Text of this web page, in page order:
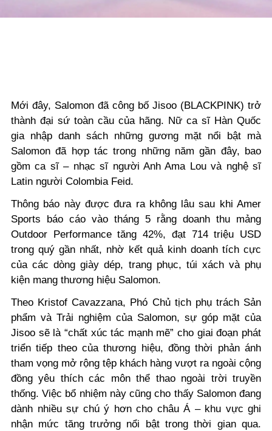
Mới đây, Salomon đã công bố Jisoo (BLACKPINK) trở
thành đại sứ toàn cầu của hãng. Nữ ca sĩ Hàn Quốc
gia nhập danh sách những gương mặt nổi bật mà
Salomon đã hợp tác trong những năm gần đây, bao
gồm ca sĩ – nhạc sĩ người Anh Ama Lou và nghệ sĩ
Latin người Colombia Feid.
Thông báo này được đưa ra không lâu sau khi Amer
Sports báo cáo vào tháng 5 rằng doanh thu mảng
Outdoor Performance tăng 42%, đạt 714 triệu USD
trong quý gần nhất, nhờ kết quả kinh doanh tích cực
của các dòng giày dép, trang phục, túi xách và phụ
kiện mang thương hiệu Salomon.
Theo Kristof Cavazzana, Phó Chủ tịch phụ trách Sản
phẩm và Trải nghiệm của Salomon, sự góp mặt của
Jisoo sẽ là “chất xúc tác mạnh mẽ” cho giai đoạn phát
triển tiếp theo của thương hiệu, đồng thời phản ánh
tham vọng mở rộng tệp khách hàng vượt ra ngoài cộng
đồng yêu thích các môn thể thao ngoài trời truyền
thống. Việc bổ nhiệm này cũng cho thấy Salomon đang
dành nhiều sự chú ý hơn cho châu Á – khu vực ghi
nhận mức tăng trưởng nổi bật trong thời gian qua.